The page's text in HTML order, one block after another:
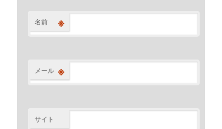
名前 ※
メール ※
サイト